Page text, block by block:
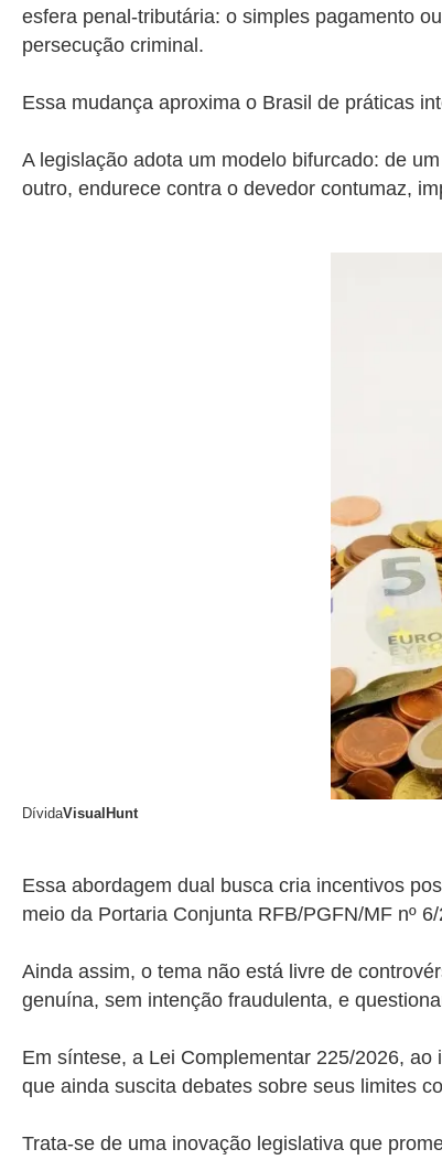
esfera penal-tributária: o simples pagamento
persecução criminal.
Essa mudança aproxima o Brasil de práticas
A legislação adota um modelo bifurcado: de
outro, endurece contra o devedor contumaz,
DívidaVisualHunt
Essa abordagem dual busca cria incentivos
meio da Portaria Conjunta RFB/PGFN/MF nº
Ainda assim, o tema não está livre de
genuína, sem intenção fraudulenta, e
Em síntese, a Lei Complementar 225/2026,
que ainda suscita debates sobre seus limites
Trata-se de uma inovação legislativa que